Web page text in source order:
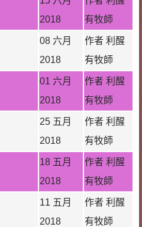
2018
有牧師
08 六月
2018
作者 利醒
有牧師
01 六月
2018
作者 利醒
有牧師
25 五月
2018
作者 利醒
有牧師
18 五月
2018
作者 利醒
有牧師
11 五月
2018
作者 利醒
有牧師